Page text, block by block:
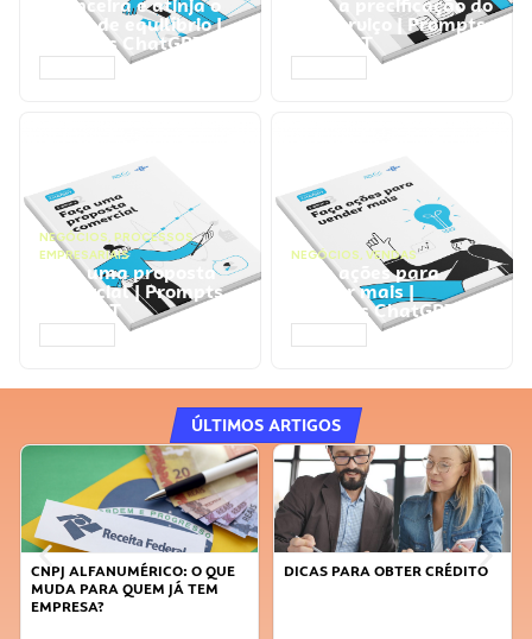
financeira e atinja o
ponto de equilíbrio |
Prompts ChatGPT
Faça a precificação do
seu serviço | Prompts
ChatGPT
NEGÓCIOS, PROCESSOS
EMPRESARIAIS
Faça uma proposta
comercial | Prompts
ChatGPT
NEGÓCIOS, VENDAS
Faça ações para
vender mais |
Prompts ChatGPT
ÚLTIMOS ARTIGOS
CNPJ ALFANUMÉRICO: O QUE
MUDA PARA QUEM JÁ TEM
EMPRESA?
DICAS PARA OBTER CRÉDITO